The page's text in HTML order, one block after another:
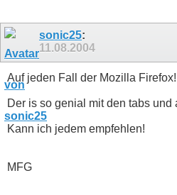
sonic25:
11.08.2004
Auf jeden Fall der Mozilla
Der is so genial mit den tabs und
Kann ich jedem empfehlen!
MFG